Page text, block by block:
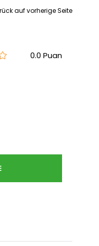
auf vorherige Seite
0.0